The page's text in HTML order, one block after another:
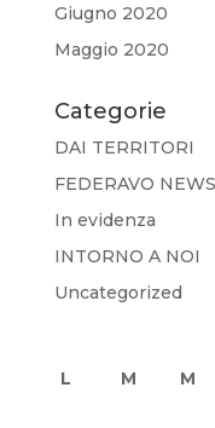
Giugno 2020
Maggio 2020
Categorie
DAI TERRITORI
FEDERAVO NEWS
In evidenza
INTORNO A NOI
Uncategorized
L M M